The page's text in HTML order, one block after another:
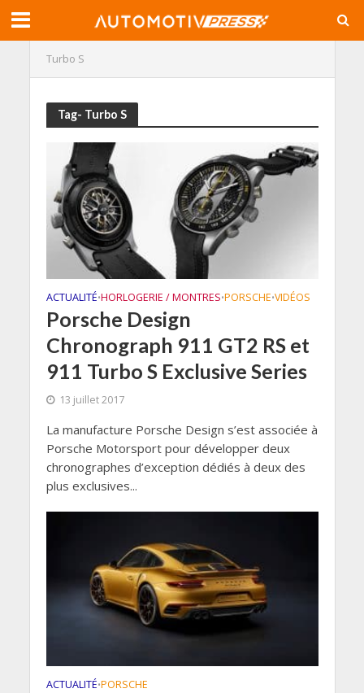
Turbo S
Tag- Turbo S
ACTUALITÉ•HORLOGERIE / MONTRES•PORSCHE•VIDÉOS
Porsche Design
Chronograph 911 GT2 RS et
911 Turbo S Exclusive Series
13 juillet 2017
La manufacture Porsche Design s’est associée à
Porsche Motorsport pour développer deux
chronographes d’exception dédiés à deux des
plus exclusives...
ACTUALITÉ•PORSCHE